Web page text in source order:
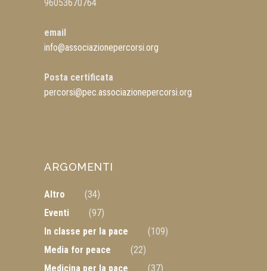
96053670764
email
info@associazionepercorsi.org
Posta certificata
percorsi@pec.associazionepercorsi.org
ARGOMENTI
Altro
(34)
Eventi
(97)
In classe per la pace
(109)
Media for peace
(22)
Medicina per la pace
(37)